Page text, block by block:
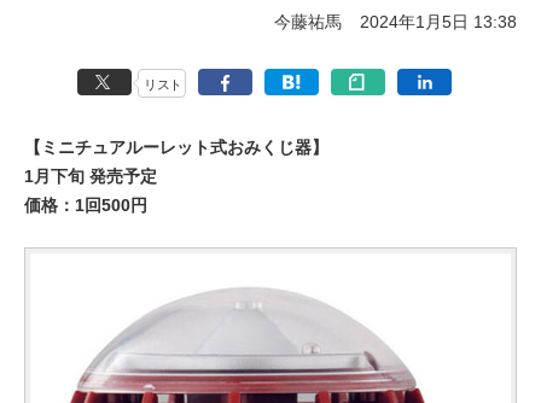
今藤祐馬 2024年1月5日 13:38
リスト
【ミニチュアルーレット式おみくじ器】
1月下旬 発売予定
価格：1回500円